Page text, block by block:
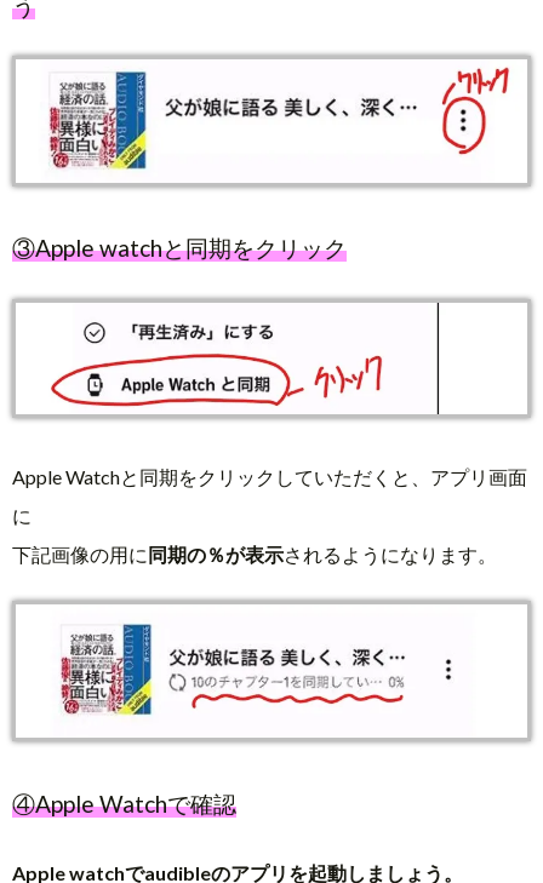
③Apple watchと同期をクリック
Apple Watchと同期をクリックしていただくと、アプリ画面
に
下記画像の用に同期の％が表示されるようになります。
④Apple Watchで確認
Apple watchでaudibleのアプリを起動しましょう。